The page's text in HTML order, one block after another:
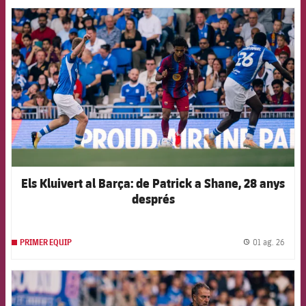
FCB Barcelona badge
Els Kluivert al Barça: de Patrick a Shane, 28 anys
després
PRIMER EQUIP 01 ag. 26
FCB Barcelona badge